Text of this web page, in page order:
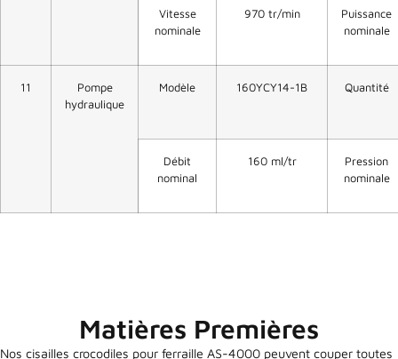
Vitesse
nominale
970 tr/min
Puissance
nominale
11
Pompe
hydraulique
Modèle 160YCY14-1B Quantité
Débit
nominal
160 ml/tr
Pression
nominale
Matières Premières
Nos cisailles crocodiles pour ferraille AS-4000 peuvent couper toutes